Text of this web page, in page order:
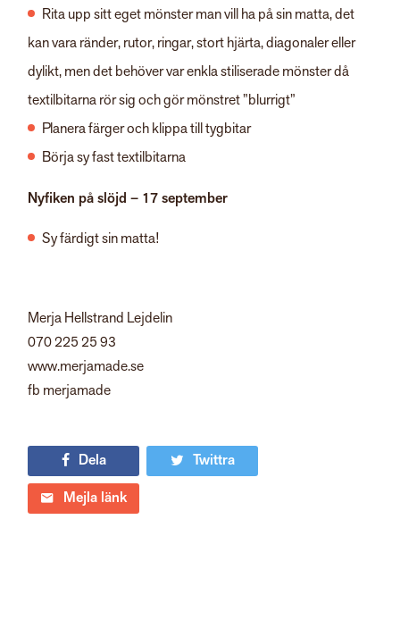
Rita upp sitt eget mönster man vill ha på sin matta, det
kan vara ränder, rutor, ringar, stort hjärta, diagonaler eller
dylikt, men det behöver var enkla stiliserade mönster då
textilbitarna rör sig och gör mönstret ”blurrigt”
Planera färger och klippa till tygbitar
Börja sy fast textilbitarna
Nyfiken på slöjd – 17 september
Sy färdigt sin matta!
Merja Hellstrand Lejdelin
070 225 25 93
www.merjamade.se
fb merjamade
Dela
Twittra
Mejla länk